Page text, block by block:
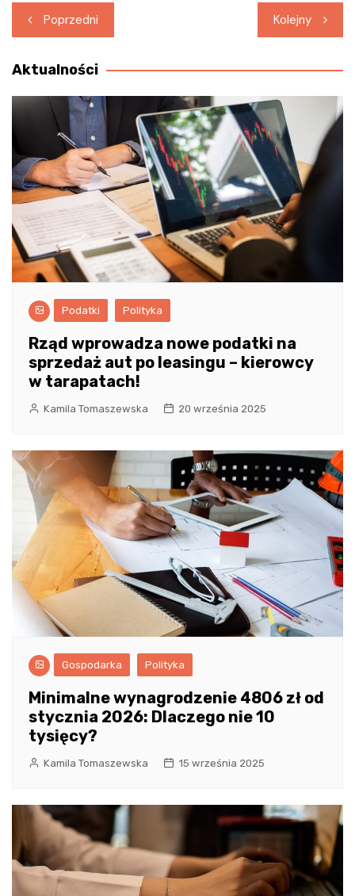
Nawigacja
wpisu
Poprzedni Kolejny
Aktualności
Podatki Polityka
Rząd wprowadza nowe podatki na
sprzedaż aut po leasingu – kierowcy
w tarapatach!
Kamila Tomaszewska 20 września 2025
Gospodarka Polityka
Minimalne wynagrodzenie 4806 zł od
stycznia 2026: Dlaczego nie 10
tysięcy?
Kamila Tomaszewska 15 września 2025